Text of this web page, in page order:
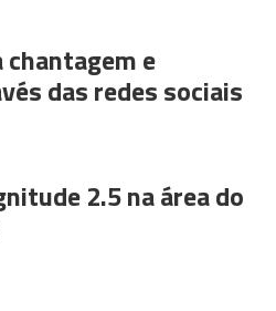
chantagem e
das redes sociais
2.5 na área do